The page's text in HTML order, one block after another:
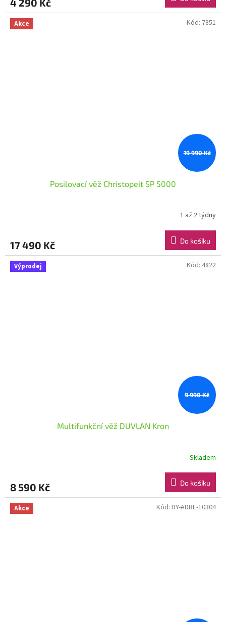
4 290 Kč
Akce
19 990 Kč
Posilovací věž Christopeit SP 5000
1 až 2 týdny
17 490 Kč Do košíku
Kód: 7851
Výprodej
9 990 Kč
Multifunkční věž DUVLAN Kron
Skladem
8 590 Kč Do košíku
Kód: 4822
Akce Kód: DY-ADBE-10304